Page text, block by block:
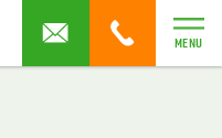
MENU